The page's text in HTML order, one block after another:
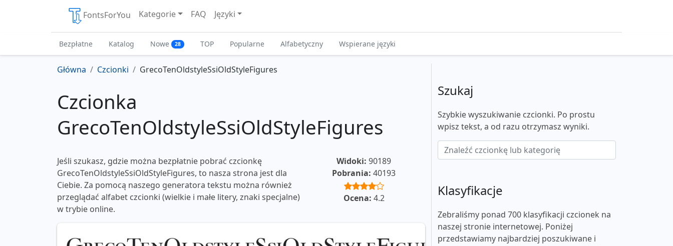
FontsForYou Kategorie FAQ Języki
Bezpłatne Katalog Nowe 28 TOP Popularne Alfabetyczny Wspierane języki
Główna Czcionki GrecoTenOldstyleSsiOldStyleFigures
Czcionka
GrecoTenOldstyleSsiOldStyleFigures
Jeśli szukasz, gdzie można bezpłatnie pobrać czcionkę
GrecoTenOldstyleSsiOldStyleFigures, to nasza strona jest dla
Ciebie. Za pomocą naszego generatora tekstu można również
przeglądać alfabet czcionki (wielkie i małe litery, znaki specjalne)
w trybie online.
Widoki: 90189
Pobrania: 40193
Ocena: 4.2
Szukaj
Szybkie wyszukiwanie czcionki. Po prostu
wpisz tekst, a od razu otrzymasz wyniki.
Klasyfikacje
Zebraliśmy ponad 700 klasyfikacji czcionek na
naszej stronie internetowej. Poniżej
przedstawiamy najbardziej poszukiwane i